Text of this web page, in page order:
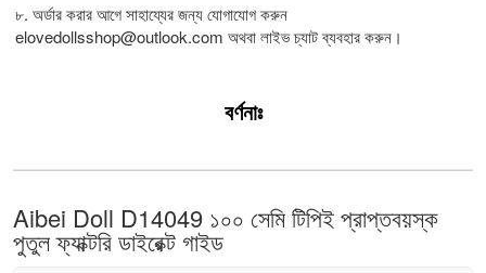
৮. অর্ডার করার আগে সাহায্যের জন্য যোগাযোগ করুন
elovedollsshop@outlook.com অথবা লাইভ চ্যাট ব্যবহার করুন।
বর্ণনাঃ
Aibei Doll D14049 ১০০ সেমি টিপিই প্রাপ্তবয়স্ক
পুতুল ফ্যাক্টরি ডাইরেক্ট গাইড